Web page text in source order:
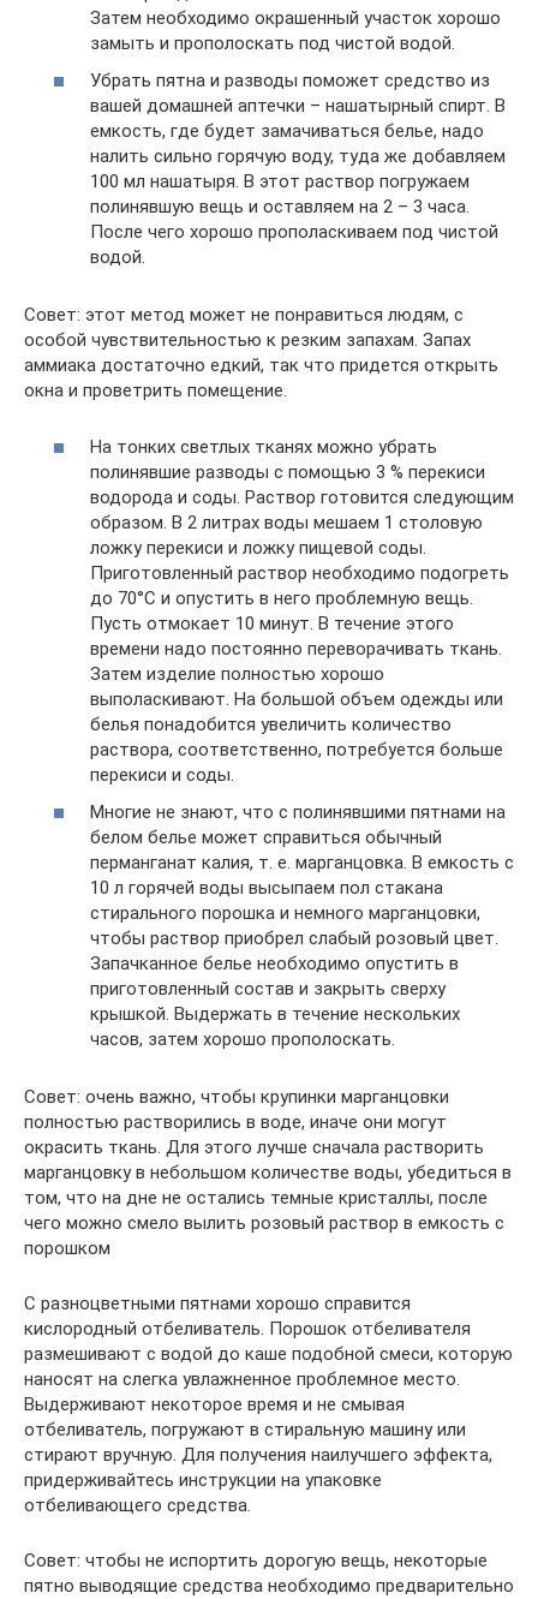
Затем необходимо окрашенный участок хорошо
замыть и прополоскать под чистой водой.
Убрать пятна и разводы поможет средство из
вашей домашней аптечки – нашатырный спирт. В
емкость, где будет замачиваться белье, надо
налить сильно горячую воду, туда же добавляем
100 мл нашатыря. В этот раствор погружаем
полинявшую вещь и оставляем на 2 – 3 часа.
После чего хорошо прополаскиваем под чистой
водой.
Совет: этот метод может не понравиться людям, с
особой чувствительностью к резким запахам. Запах
аммиака достаточно едкий, так что придется открыть
окна и проветрить помещение.
На тонких светлых тканях можно убрать
полинявшие разводы с помощью 3 % перекиси
водорода и соды. Раствор готовится следующим
образом. В 2 литрах воды мешаем 1 столовую
ложку перекиси и ложку пищевой соды.
Приготовленный раствор необходимо подогреть
до 70°С и опустить в него проблемную вещь.
Пусть отмокает 10 минут. В течение этого
времени надо постоянно переворачивать ткань.
Затем изделие полностью хорошо
выполаскивают. На большой объем одежды или
белья понадобится увеличить количество
раствора, соответственно, потребуется больше
перекиси и соды.
Многие не знают, что с полинявшими пятнами на
белом белье может справиться обычный
перманганат калия, т. е. марганцовка. В емкость с
10 л горячей воды высыпаем пол стакана
стирального порошка и немного марганцовки,
чтобы раствор приобрел слабый розовый цвет.
Запачканное белье необходимо опустить в
приготовленный состав и закрыть сверху
крышкой. Выдержать в течение нескольких
часов, затем хорошо прополоскать.
Совет: очень важно, чтобы крупинки марганцовки
полностью растворились в воде, иначе они могут
окрасить ткань. Для этого лучше сначала растворить
марганцовку в небольшом количестве воды, убедиться в
том, что на дне не остались темные кристаллы, после
чего можно смело вылить розовый раствор в емкость с
порошком
С разноцветными пятнами хорошо справится
кислородный отбеливатель. Порошок отбеливателя
размешивают с водой до каше подобной смеси, которую
наносят на слегка увлажненное проблемное место.
Выдерживают некоторое время и не смывая
отбеливатель, погружают в стиральную машину или
стирают вручную. Для получения наилучшего эффекта,
придерживайтесь инструкции на упаковке
отбеливающего средства.
Совет: чтобы не испортить дорогую вещь, некоторые
пятно выводящие средства необходимо предварительно